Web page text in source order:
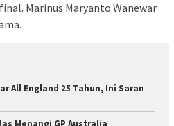
Marinus Maryanto Wanewar
All England 25 Tahun, Ini Saran